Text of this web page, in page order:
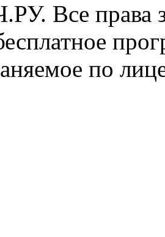
Все права
по